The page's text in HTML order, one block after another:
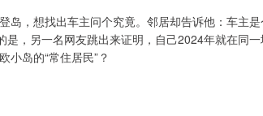
，想找出车主问个究竟。邻居却告诉他：车主
，另一名网友跳出来证明，自己2024年就在同
小岛的“常住居民”？